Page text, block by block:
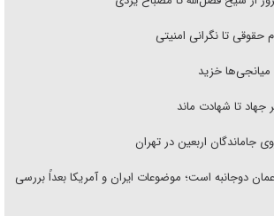
حقوقی تا نگرانی امنیتی
خزید
جهاد تا شهادت ماند
جاماندگان اربعین در تهران
دوجانبه است؛ موضوعات ایران و آمریکا بعداً بررسی